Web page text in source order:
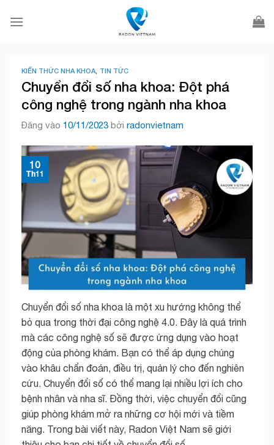
qua
KIẾN THỨC NHA KHOA TIN TỨC
Chuyển đổi số nha khoa: Đột phá
công nghệ trong ngành nha khoa
Đăng vào 10/11/2023 bởi radonvietnam
10
Th11
Chuyển đổi số nha khoa là một xu hướng không thể
bỏ qua trong thời đại công nghệ 4.0. Đây là quá trình
mà các công nghệ số sẽ được ứng dụng vào hoạt
động của phòng khám. Bạn có thể áp dụng chúng
vào khâu chẩn đoán, điều trị, quản lý cho đến nghiên
cứu. Chuyển đổi số có thể mang lại nhiều lợi ích cho
bệnh nhân và nha sĩ. Đồng thời, việc chuyển đổi cũng
giúp phòng khám mở ra những cơ hội mới và tiềm
năng. Trong bài viết này, Radon Việt Nam sẽ giới